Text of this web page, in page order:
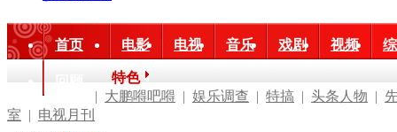
首页 电影 电视 音乐 戏剧 视频
特色
| 大鹏嘚吧嘚 | 娱乐调查 | 特搞 | 头条人物 |
室 | 电视月刊